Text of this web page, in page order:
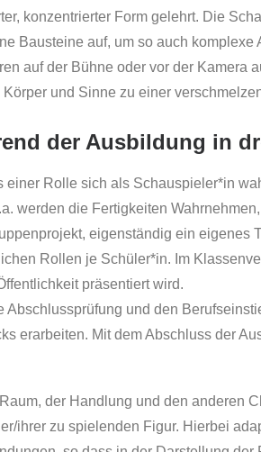
konzentrierter Form gelehrt. Die
Bausteine auf, um so auch komplexe
auf der Bühne oder vor der Kamera
und Sinne zu einer
der Ausbildung in
Rolle sich als Schauspieler*in
werden die Fertigkeiten
eigenständig ein eigenes
Rollen je Schüler*in. Im
präsentiert wird.
und den
erarbeiten. Mit dem Abschluss der
der Handlung und den anderen
ihrer zu spielenden Figur. Hierbei